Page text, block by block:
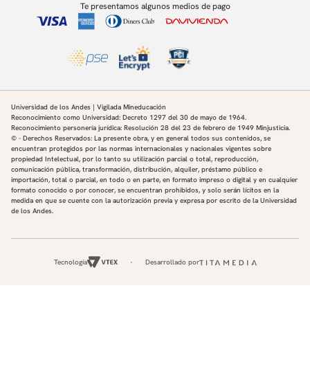
Te presentamos algunos medios de pago
Universidad de los Andes | Vigilada Mineducación
Reconocimiento como Universidad: Decreto 1297 del 30 de mayo de 1964.
Reconocimiento personería jurídica: Resolución 28 del 23 de febrero de 1949 Minjusticia.
© - Derechos Reservados: La presente obra, y en general todos sus contenidos, se
encuentran protegidos por las normas internacionales y nacionales vigentes sobre
propiedad Intelectual, por lo tanto su utilización parcial o total, reproducción,
comunicación pública, transformación, distribución, alquiler, préstamo público e
importación, total o parcial, en todo o en parte, en formato impreso o digital y en cualquier
formato conocido o por conocer, se encuentran prohibidos, y solo serán lícitos en la
medida en que se cuente con la autorización previa y expresa por escrito de la Universidad
de los Andes.
Tecnología Desarrollado por